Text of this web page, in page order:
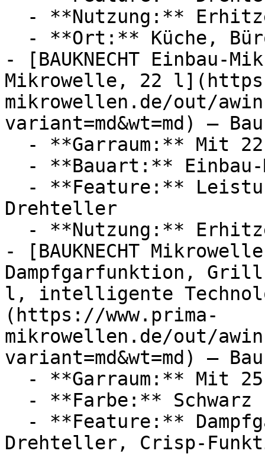
- [BAUKNECHT Einbau-
Mikrowelle, 22
mikrowellen.de/out/
variant=md&wt=md) —
Drehteller
- [BAUKNECHT
Dampfgarfunktion,
l, intelligente
(https://www.prima-
mikrowellen.de/out/
variant=md&wt=md) —
Drehteller, Crisp-